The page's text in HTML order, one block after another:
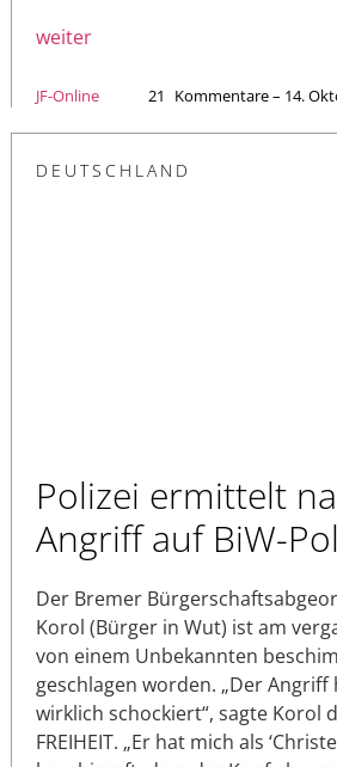
weiter
JF-Online 21 Kommentare – 14.
DEUTSCHLAND
Polizei ermittelt
Angriff auf BiW-
Der Bremer
Korol (Bürger in Wut) ist am
von einem Unbekannten
geschlagen worden. „Der Angriff
wirklich schockiert“, sagte Korol
FREIHEIT. „Er hat mich als